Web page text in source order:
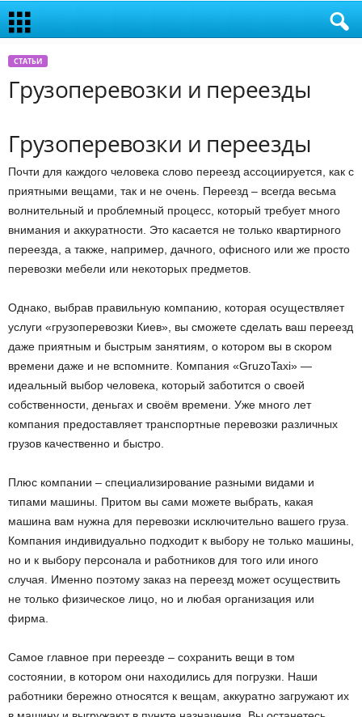
СТАТЬИ
Грузоперевозки и переезды
Грузоперевозки и переезды
Почти для каждого человека слово переезд ассоциируется, как с
приятными вещами, так и не очень. Переезд – всегда весьма
волнительный и проблемный процесс, который требует много
внимания и аккуратности. Это касается не только квартирного
переезда, а также, например, дачного, офисного или же просто
перевозки мебели или некоторых предметов.
Однако, выбрав правильную компанию, которая осуществляет
услуги «грузоперевозки Киев», вы сможете сделать ваш переезд
даже приятным и быстрым занятиям, о котором вы в скором
времени даже и не вспомните. Компания «GruzoTaxi» —
идеальный выбор человека, который заботится о своей
собственности, деньгах и своём времени. Уже много лет
компания предоставляет транспортные перевозки различных
грузов качественно и быстро.
Плюс компании – специализирование разными видами и
типами машины. Притом вы сами можете выбрать, какая
машина вам нужна для перевозки исключительно вашего груза.
Компания индивидуально подходит к выбору не только машины,
но и к выбору персонала и работников для того или иного
случая. Именно поэтому заказ на переезд может осуществить
не только физическое лицо, но и любая организация или
фирма.
Самое главное при переезде – сохранить вещи в том
состоянии, в котором они находились для погрузки. Наши
работники бережно относятся к вещам, аккуратно загружают их